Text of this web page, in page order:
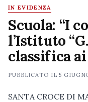
IN EVIDENZA
Scuola: “I
l’Istituto
classifica
PUBBLICATO IL5
SANTA CROCE DI